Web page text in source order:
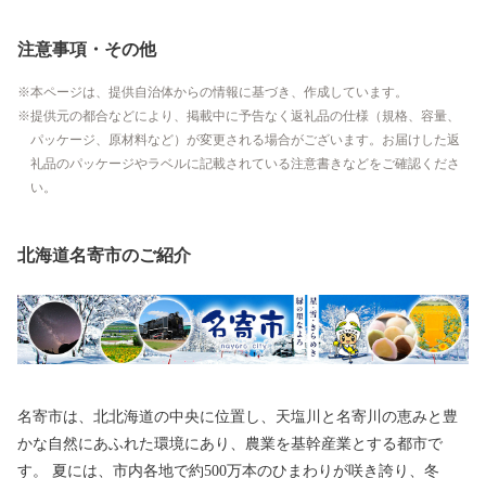
注意事項・その他
本ページは、提供自治体からの情報に基づき、作成しています。
提供元の都合などにより、掲載中に予告なく返礼品の仕様（規格、容量、
パッケージ、原材料など）が変更される場合がございます。お届けした返
礼品のパッケージやラベルに記載されている注意書きなどをご確認くださ
い。
北海道名寄市のご紹介
名寄市は、北北海道の中央に位置し、天塩川と名寄川の恵みと豊
かな自然にあふれた環境にあり、農業を基幹産業とする都市で
す。 夏には、市内各地で約500万本のひまわりが咲き誇り、冬